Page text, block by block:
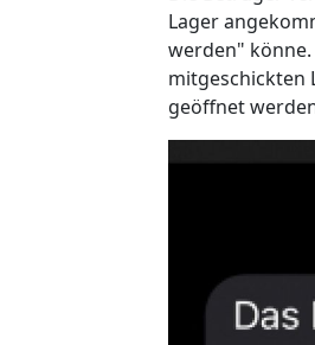
Lager
werden"
mitgeschickten
geöffnet